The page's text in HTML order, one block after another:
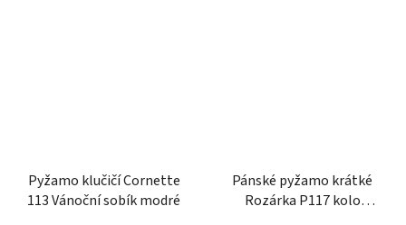
Pyžamo klučičí Cornette
113 Vánoční sobík modré
Pánské pyžamo krátké
Rozárka P117 kolo